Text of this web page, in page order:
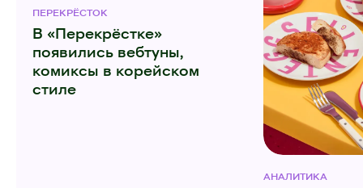
ПЕРЕКРЁСТОК
В «Перекрёстке»
появились вебтуны,
комиксы в корейском
стиле
АНАЛИТИКА